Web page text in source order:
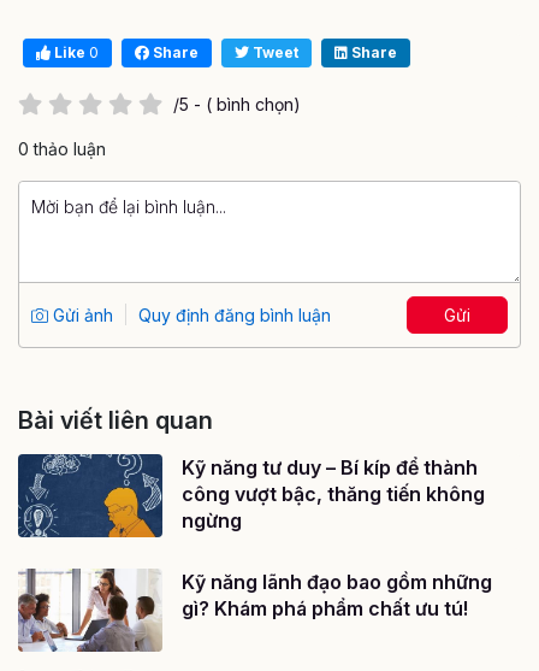
Like 0 Share Tweet Share
/5 - ( bình chọn)
0 thảo luận
Gửi ảnh Quy định đăng bình luận Gửi
Bài viết liên quan
Kỹ năng tư duy – Bí kíp để thành
công vượt bậc, thăng tiến không
ngừng
Kỹ năng lãnh đạo bao gồm những
gì? Khám phá phẩm chất ưu tú!